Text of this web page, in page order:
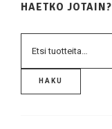
HAETKO JOTAIN?
HAKU